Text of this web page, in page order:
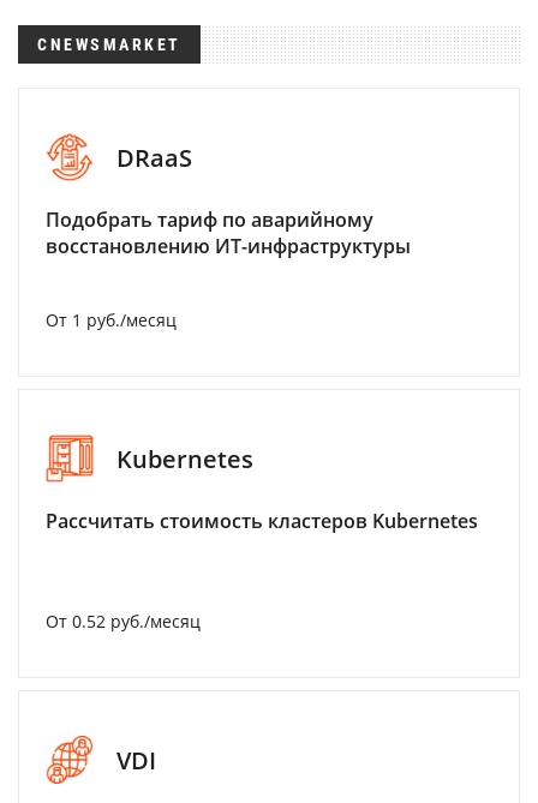
CNEWSMARKET
DRaaS
Подобрать тариф по аварийному
восстановлению ИТ-инфраструктуры
От 1 руб./месяц
Kubernetes
Рассчитать стоимость кластеров Kubernetes
От 0.52 руб./месяц
VDI